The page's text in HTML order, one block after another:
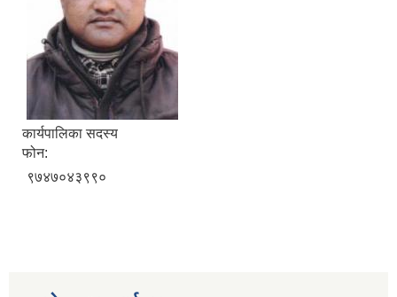
कार्यपालिका सदस्य
फोन:
९७४७०४३९९०